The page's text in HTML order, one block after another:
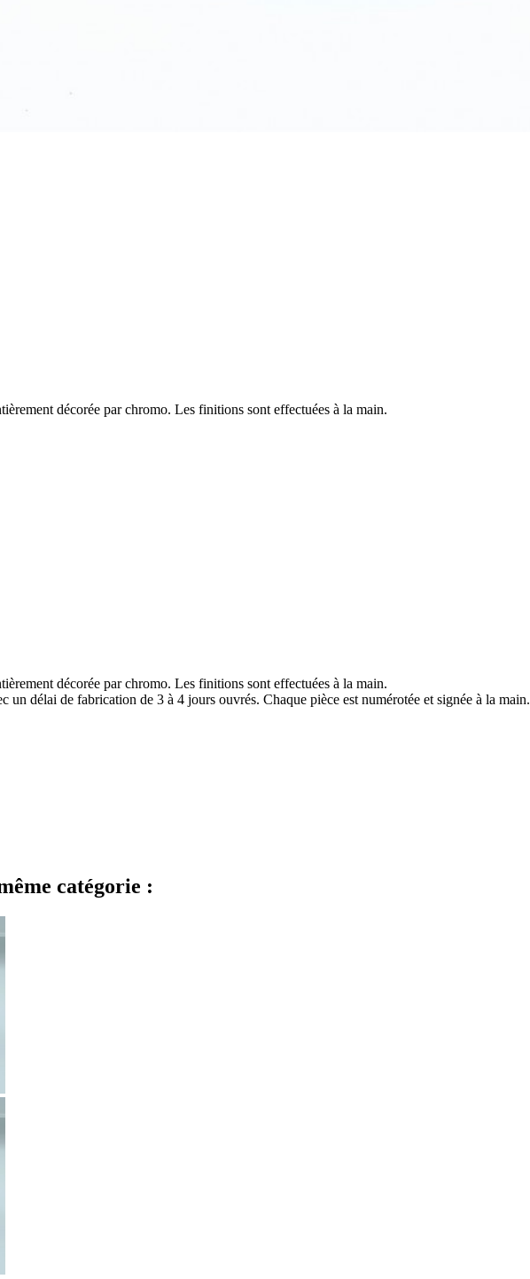
décorée par chromo. Les finitions sont effectuées à la main.
décorée par chromo. Les finitions sont effectuées à la main.
un délai de fabrication de 3 à 4 jours ouvrés. Chaque pièce est numérotée et signée à la main.
catégorie :